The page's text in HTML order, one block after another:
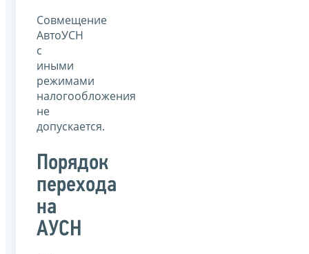
Совмещение
АвтоУСН
с
иными
режимами
налогообложения
не
допускается.
Порядок
перехода
на
АУСН